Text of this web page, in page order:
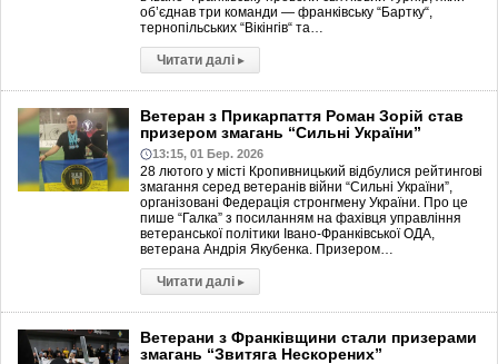
об’єднав три команди — франківську “Бартку“,
тернопільських “Вікінгів“ та…
Читати далі ▸
Ветеран з Прикарпаття Роман Зорій став
призером змагань “Сильні України”
13:15, 01 Бер. 2026
28 лютого у місті Кропивницький відбулися рейтингові
змагання серед ветеранів війни “Сильні України”,
організовані Федерація стронгмену України. Про це
пише “Галка” з посиланням на фахівця управління
ветеранської політики Івано-Франківської ОДА,
ветерана Андрія Якубенка. Призером…
Читати далі ▸
Ветерани з Франківщини стали призерами
змагань “Звитяга Нескорених”